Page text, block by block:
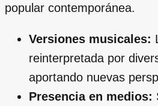
popular contemporánea.
Versiones musicales:
reinterpretada por
aportando nuevas
Presencia en medios: